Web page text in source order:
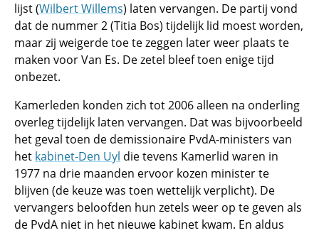
lijst (Wilbert Willems) laten vervangen. De partij vond
dat de nummer 2 (Titia Bos) tijdelijk lid moest worden,
maar zij weigerde toe te zeggen later weer plaats te
maken voor Van Es. De zetel bleef toen enige tijd
onbezet.
Kamerleden konden zich tot 2006 alleen na onderling
overleg tijdelijk laten vervangen. Dat was bijvoorbeeld
het geval toen de demissionaire PvdA-ministers van
het kabinet-Den Uyl die tevens Kamerlid waren in
1977 na drie maanden ervoor kozen minister te
blijven (de keuze was toen wettelijk verplicht). De
vervangers beloofden hun zetels weer op te geven als
de PvdA niet in het nieuwe kabinet kwam. En aldus